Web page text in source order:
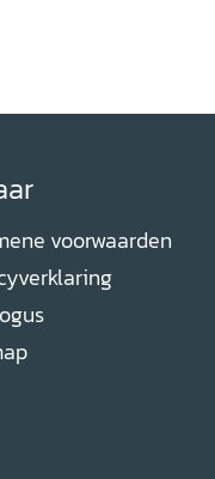
voorwaarden